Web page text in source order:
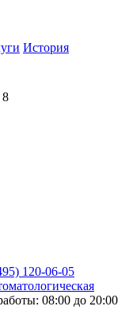
История
8
120-06-05
08:00 до 20:00